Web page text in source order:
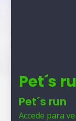
Pet´s
Pet´s run
Accede para